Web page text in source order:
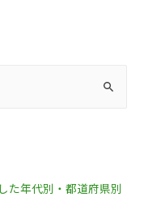
た年代別・都道府県別